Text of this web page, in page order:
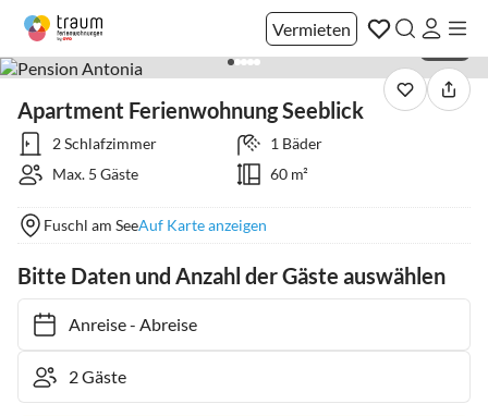
Vermieten
Apartment Ferienwohnung Seeblick
2 Schlafzimmer
1 Bäder
Max. 5 Gäste
60 m²
Fuschl am SeeAuf Karte anzeigen
Bitte Daten und Anzahl der Gäste auswählen
Anreise- Abreise